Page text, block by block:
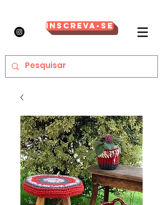
Inscreva-se